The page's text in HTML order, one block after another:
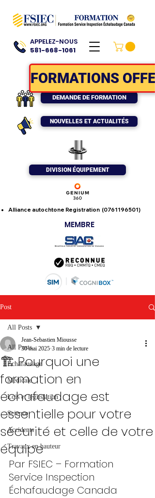
APPELEZ-NOUS
581-668-1061
NOUVELLES ET ACTUALITÉS
DEMANDE DE FORMATION
MEMBRE
Alliance autochtone Registration (0761196501)
DIVISION ÉQUIPEMENT
FORMATIONS
Post
All Posts
Échafaudage
Médicale
Lois et léglislation
Science
Accidents
Travaux en hauteur
All Posts
🏗️ Pourquoi une
formation en
échafaudage est
essentielle pour votre
sécurité et celle de votre
équipe
Jean-Sebastien Miousse
30 mai 2025 3 min de lecture
Par FSIEC – Formation
Service Inspection
Échafaudage Canada